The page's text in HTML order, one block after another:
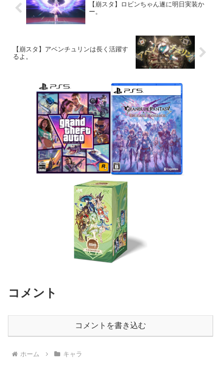
【崩スタ】ロビンちゃん遂に明日実装か
ー。
【崩スタ】アベンチュリンは長く活躍す
るよ。
コメント
コメントを書き込む
ホーム キャラ